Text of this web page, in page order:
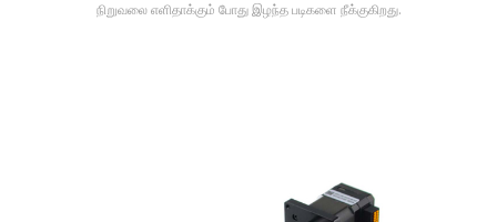
நிறுவலை எளிதாக்கும் போது இழந்த படிகளை நீக்குகிறது.